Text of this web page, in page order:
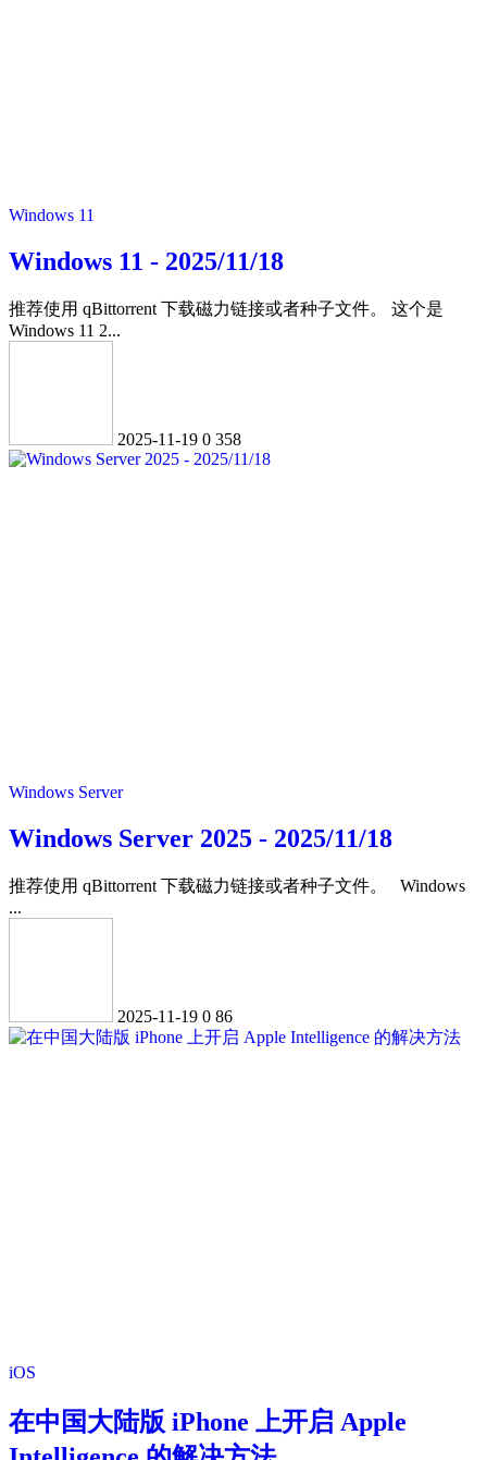
Windows 11
Windows 11 - 2025/11/18
推荐使用 qBittorrent 下载磁力链接或者种子文件。 这个是
Windows 11 2...
2025-11-19 0 358
Windows Server
Windows Server 2025 - 2025/11/18
推荐使用 qBittorrent 下载磁力链接或者种子文件。 Windows
...
2025-11-19 0 86
iOS
在中国大陆版 iPhone 上开启 Apple